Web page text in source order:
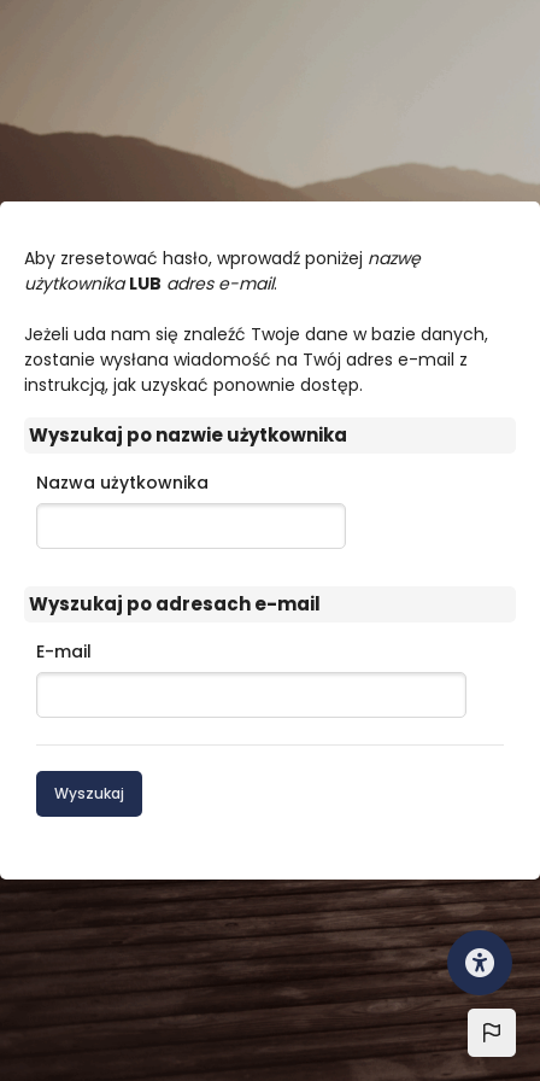
Aby zresetować hasło, wprowadź poniżej nazwę
użytkownika LUB adres e-mail.
Jeżeli uda nam się znaleźć Twoje dane w bazie danych,
zostanie wysłana wiadomość na Twój adres e-mail z
instrukcją, jak uzyskać ponownie dostęp.
Wyszukaj po nazwie użytkownika
Wyszukaj po nazwie użytkownika
Nazwa użytkownika
Wyszukaj po adresach e-mail
Wyszukaj po adresach e-mail
E-mail